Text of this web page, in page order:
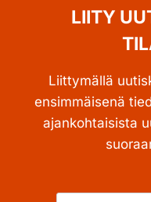
LIITY
Liittymällä
ensimmäisenä
ajankohtaisista